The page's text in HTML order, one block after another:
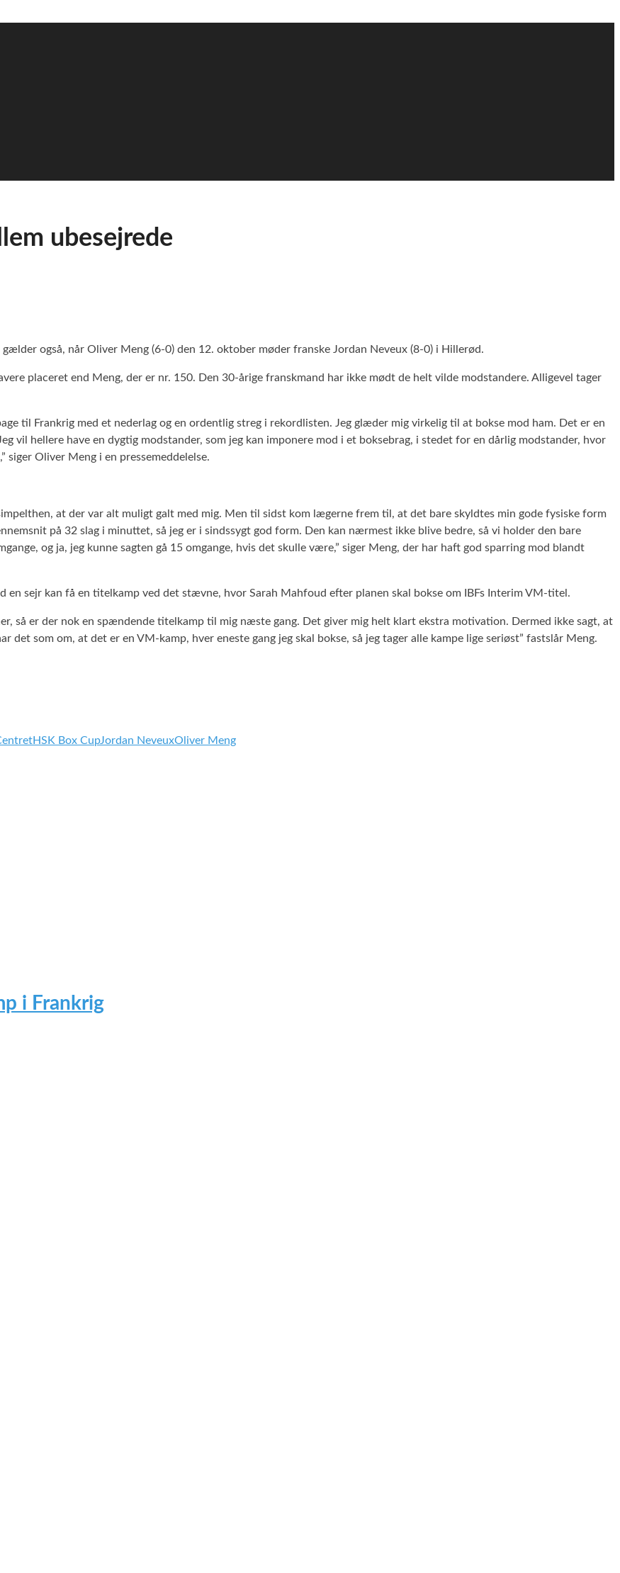
ubesejrede
gælder også, når Oliver Meng (6-0) den 12. oktober møder franske Jordan Neveux (8-0) i Hillerød.
placeret end Meng, der er nr. 150. Den 30-årige franskmand har ikke mødt de helt vilde modstandere. Alligevel tager
til Frankrig med et nederlag og en ordentlig streg i rekordlisten. Jeg glæder mig virkelig til at bokse mod ham. Det er en
vil hellere have en dygtig modstander, som jeg kan imponere mod i et boksebrag, i stedet for en dårlig modstander, hvor
siger Oliver Meng i en pressemeddelelse.
at der var alt muligt galt med mig. Men til sidst kom lægerne frem til, at det bare skyldtes min gode fysiske form
på 32 slag i minuttet, så jeg er i sindssygt god form. Den kan nærmest ikke blive bedre, så vi holder den bare
og ja, jeg kunne sagten gå 15 omgange, hvis det skulle være,” siger Meng, der har haft god sparring mod blandt
en sejr kan få en titelkamp ved det stævne, hvor Sarah Mahfoud efter planen skal bokse om IBFs Interim VM-titel.
så er der nok en spændende titelkamp til mig næste gang. Det giver mig helt klart ekstra motivation. Dermed ikke sagt, at
det som om, at det er en VM-kamp, hver eneste gang jeg skal bokse, så jeg tager alle kampe lige seriøst” fastslår Meng.
HSK Box CupJordan NeveuxOliver Meng
i Frankrig